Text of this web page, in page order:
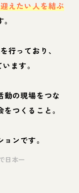
えたい人を結ぶ
行っており、
ます。
動の現場をつな
つくること。
ンです。
日本一